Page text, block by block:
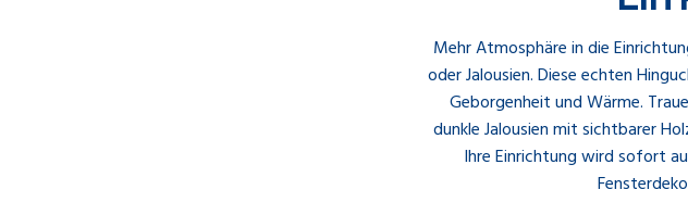
Mehr Atmosphäre in die
oder Jalousien. Diese echten
Geborgenheit und Wärme.
dunkle Jalousien mit sichtbarer
Ihre Einrichtung wird sofort